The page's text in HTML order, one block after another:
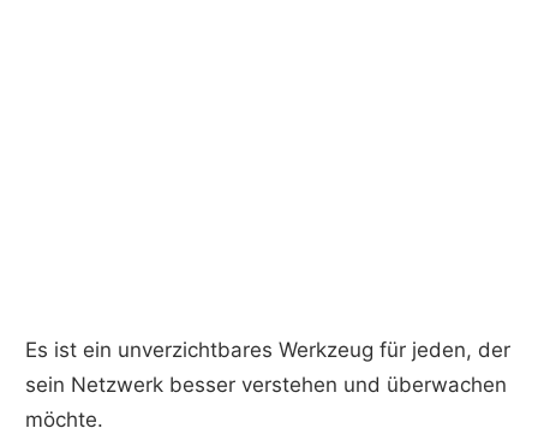
Es ist ein unverzichtbares Werkzeug für jeden, der
sein Netzwerk besser verstehen und überwachen
möchte.